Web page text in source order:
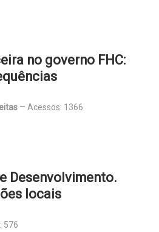
no governo FHC:
Acessos: 1366
Desenvolvimento.
locais
576